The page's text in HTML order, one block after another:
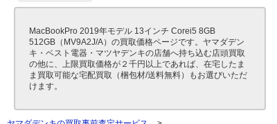
MacBookPro 2019年モデル 13インチ Corei5 8GB
512GB（MV9A2J/A）の買取価格ページです。ヤマダデン
キ・ベスト電器・マツヤデンキの店舗へ持ち込む店頭買取
の他に、上限買取価格が２千円以上であれば、在宅したま
ま買取可能な宅配買取（梱包材/送料無料）もお選びいただ
けます。